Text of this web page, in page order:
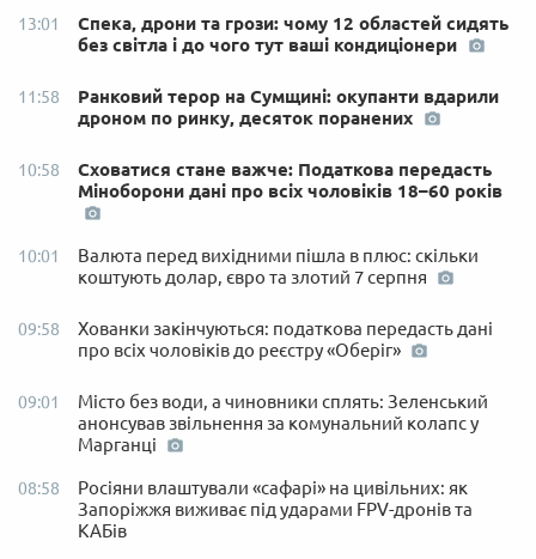
13:01
Спека, дрони та грози: чому 12 областей сидять
без світла і до чого тут ваші кондиціонери
11:58
Ранковий терор на Сумщині: окупанти вдарили
дроном по ринку, десяток поранених
10:58
Сховатися стане важче: Податкова передасть
Міноборони дані про всіх чоловіків 18–60 років
10:01
Валюта перед вихідними пішла в плюс: скільки
коштують долар, євро та злотий 7 серпня
09:58
Хованки закінчуються: податкова передасть дані
про всіх чоловіків до реєстру «Оберіг»
09:01
Місто без води, а чиновники сплять: Зеленський
анонсував звільнення за комунальний колапс у
Марганці
08:58
Росіяни влаштували «сафарі» на цивільних: як
Запоріжжя виживає під ударами FPV-дронів та
КАБів